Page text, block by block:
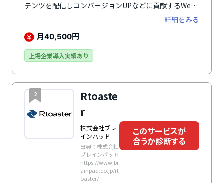
テンツを配信しコンバージョンUPなどに貢献するWeb
詳細をみる
月40,500円
上場企業導入実績あり
2
Rtoaste
r
株式会社ブレ
インパッド
出典：株式会社
ブレインパッド
https://www.br
ainpad.co.jp/rt
oaster/
このサービスが
合うか診断する